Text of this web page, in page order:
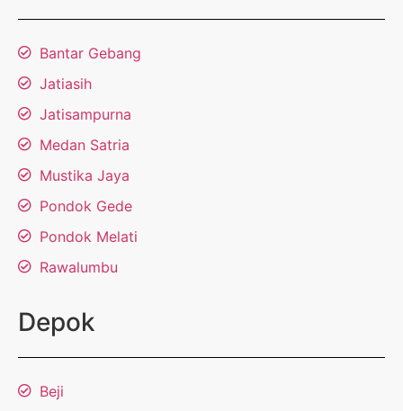
Bantar Gebang
Jatiasih
Jatisampurna
Medan Satria
Mustika Jaya
Pondok Gede
Pondok Melati
Rawalumbu
Depok
Beji